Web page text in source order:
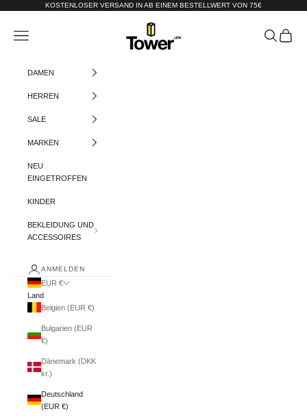
Zum Inhalt springenKOSTENLOSER VERSAND IN AB EINEM BESTELLWERT VON 75€
Tower-London.De
Menü Suchen
DAMEN
HERREN
SALE
MARKEN
NEU
EINGETROFFEN
KINDER
BEKLEIDUNG UND
ACCESSOIRES
ANMELDEN
EUR €
Land
Belgien (EUR €)
Bulgarien (EUR
€)
Dänemark (DKK
kr.)
Deutschland
(EUR €)